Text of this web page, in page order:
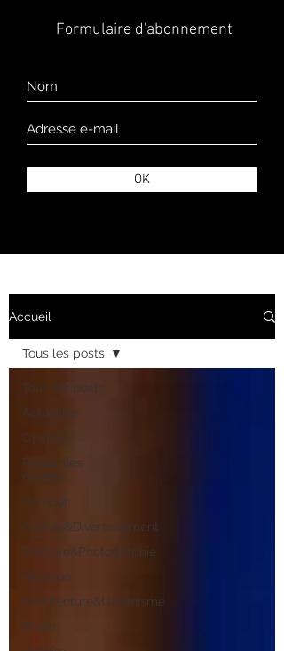
Formulaire d'abonnement
OK
Accueil
Tous les posts
Actualités
Opinion
Revue des
médias
Humour
Culture&Divertissement
Peinture&Photographie
Musique
Architecture&Urbanisme
Mode
Tous les posts